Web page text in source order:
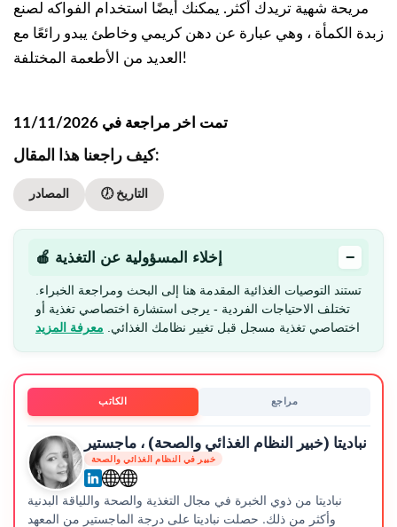
مريحة شهية تريدك أكثر. يمكنك أيضًا استخدام الفواكه لصنع
زبدة الكمأة ، وهي عبارة عن دهن كريمي وخاطئ يبدو رائعًا مع
العديد من الأطعمة المختلفة!
تمت اخر مراجعة في 11/11/2026
كيف راجعنا هذا المقال:
المصادر 🕖 التاريخ
🍎 إخلاء المسؤولية عن التغذية −
تستند التوصيات الغذائية المقدمة هنا إلى البحث ومراجعة الخبراء.
تختلف الاحتياجات الفردية - يرجى استشارة اختصاصي تغذية أو
اختصاصي تغذية مسجل قبل تغيير نظامك الغذائي. معرفة المزيد
الكاتب مراجع
نباديتا (خبير النظام الغذائي والصحة) ، ماجستير
خبير في النظام الغذائي والصحة
نباديتا من ذوي الخبرة في مجال التغذية والصحة واللياقة البدنية
وأكثر من ذلك. حصلت نباديتا على درجة الماجستير من المعهد